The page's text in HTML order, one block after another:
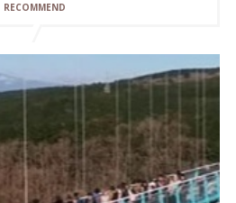
RECOMMEND